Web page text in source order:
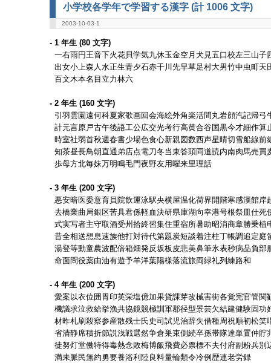
小学校各学年で学習する漢字 (計 1006 文字)
2003-10-03-1
- 1 年生 (80 文字)
一右雨円王音下火花貝学気九休玉金空月犬見五口校左三山子
出女小上森人水正生青夕石赤千川先早草足村大男竹中虫町天
百文木本名目立力林六
- 2 年生 (160 文字)
引羽雲園遠何科夏家歌画回会海絵外角楽活間丸岩顔汽記帰弓
計元言原戸古午後語工公広交光考行高黄合谷国黒今才細作算
時室社弱首秋週春書少場色食心新親図数西声星晴切雪船線前
知茶昼長鳥朝直通弟店点電刀冬当東答頭同道読内南肉馬売買
歩母方北毎妹万明鳴毛門夜野友用曜来里理話
- 3 年生 (200 文字)
悪安暗医委意育員院飲運泳駅央横屋温化荷界開階寒感漢館岸
去橋業曲局銀区苦具君係軽血決研県庫湖向幸港号根祭皿仕死
式実写者主守取酒受州拾終習集住重宿所暑助昭消商章勝乗植
昔全相送想息速族他打対待代第題炭短談着注柱丁帳調追定庭
湯登等動童農波配倍箱畑発反坂板皮悲美鼻筆氷表秒病品負部
命面問役薬由油有遊予羊洋葉陽様落流旅両緑礼列練路和
- 4 年生 (200 文字)
愛案以衣位囲胃印英栄塩億加果貨課芽改械害街各覚完官管関
機議求泣救給挙漁共協鏡競極訓軍郡径型景芸欠結建健験固功
材昨札刷殺察参産散残士氏史司試児治辞失借種周祝順初松笑
省清静席積折節説浅戦選然争倉巣束側続卒孫帯隊達単置仲貯
徒努灯堂働特得毒熱念敗梅博飯飛費必票標不夫付府副粉兵別
満未脈民無約勇要養浴利陸良料量輪類令冷例歴連老労録